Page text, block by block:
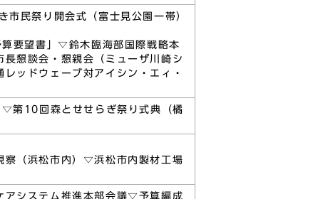
民祭り開会式（富士見公園一帯）
要望書」▽鈴木臨海部国際戦略本
懇談会・懇親会（ミューザ川崎シ
ッドウェーブ対アイシン・エィ・
第10回森とせせらぎ祭り式典（橘
察（浜松市内）▽浜松市内製材工場
システム推進本部会議▽予算編成